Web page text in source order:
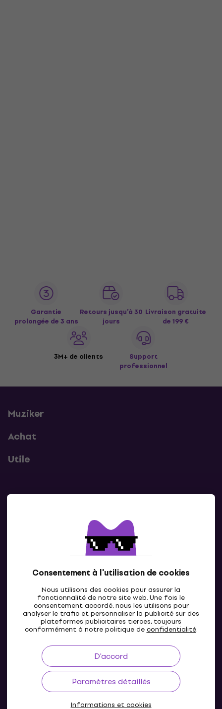
Consentement à l'utilisation de cookies
Nous utilisons des cookies pour assurer la
fonctionnalité de notre site web. Une fois le
consentement accordé, nous les utilisons pour
analyser le trafic et personnaliser la publicité sur des
plateformes publicitaires tierces, toujours
conformément à notre politique deconfidentialité.
D'accord
Paramètres détaillés
Informations et cookies
Garantie
prolongée de 3 ans
Retours jusqu’à 30
jours
Livraison gratuite
de 199 €
3M+ de clients
Support
professionnel
Muziker
Achat
Utile
Contacte nous
LU